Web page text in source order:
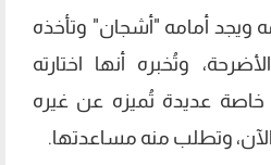
ويجد أمامه "أشجان" وتأخذه
وتُخبره أنها اختارته
خاصة عديدة تُميزه عن غيره
وتطلب منه مساعدتها.